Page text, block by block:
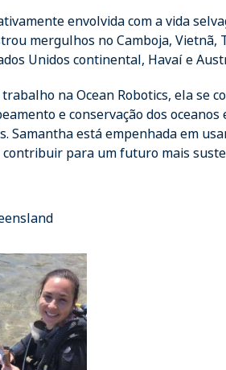
envolvida com a vida
mergulhos no Camboja,
Unidos continental, Havaí e
na Ocean Robotics, ela se
e conservação dos
Samantha está empenhada em
para um futuro mais